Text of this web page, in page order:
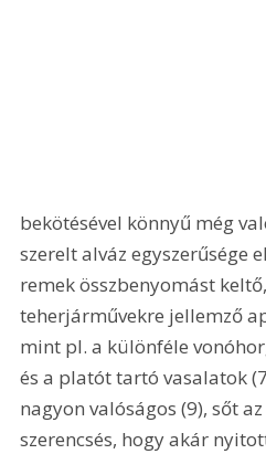
bekötésével könnyű még
szerelt alváz egyszerűsége
remek összbenyomást
teherjárművekre jellemző
mint pl. a különféle
és a platót tartó vasalatok
nagyon valóságos (9), sőt
szerencsés, hogy akár